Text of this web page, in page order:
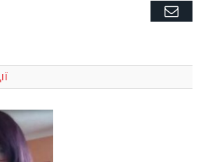
Twitter
Facebook
Google+
Pinterest
LinkedIn
Tumblr